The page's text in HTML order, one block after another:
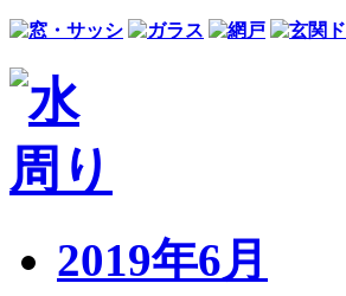
2019年6月